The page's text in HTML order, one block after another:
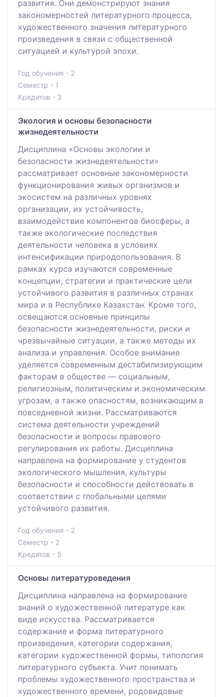
развития. Они демонстрируют знания
закономерностей литературного процесса,
художественного значения литературного
произведения в связи с общественной
ситуацией и культурой эпохи.
Год обучения - 2
Семестр - 1
Кредитов - 3
Экология и основы безопасности
жизнедеятельности
Дисциплина «Основы экологии и
безопасности жизнедеятельности»
рассматривает основные закономерности
функционирования живых организмов и
экосистем на различных уровнях
организации, их устойчивость,
взаимодействие компонентов биосферы, а
также экологические последствия
деятельности человека в условиях
интенсификации природопользования. В
рамках курса изучаются современные
концепции, стратегии и практические цели
устойчивого развития в различных странах
мира и в Республике Казахстан. Кроме того,
освещаются основные принципы
безопасности жизнедеятельности, риски и
чрезвычайные ситуации, а также методы их
анализа и управления. Особое внимание
уделяется современным дестабилизирующим
факторам в обществе — социальным,
религиозным, политическим и экономическим
угрозам, а также опасностям, возникающим в
повседневной жизни. Рассматриваются
система деятельности учреждений
безопасности и вопросы правового
регулирования их работы. Дисциплина
направлена на формирование у студентов
экологического мышления, культуры
безопасности и способности действовать в
соответствии с глобальными целями
устойчивого развития.
Год обучения - 2
Семестр - 2
Кредитов - 5
Основы литературоведения
Дисциплина направлена на формирование
знаний о художественной литературе как
виде искусства. Рассматривается
содержание и форма литературного
произведения, категории содержания,
категории художественной формы, типология
литературного субъекта. Учит понимать
проблемы художественного пространства и
художественного времени, родовидовые